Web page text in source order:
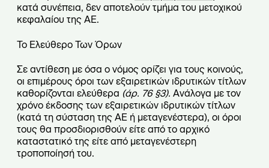
κατά συνέπεια, δεν αποτελούν τμήμα του μετοχικού
κεφαλαίου της ΑΕ.
Το Ελεύθερο Των Όρων
Σε αντίθεση με όσα ο νόμος ορίζει για τους κοινούς,
οι επιμέρους όροι των εξαιρετικών ιδρυτικών τίτλων
καθορίζονται ελεύθερα (άρ. 76 §3). Ανάλογα με τον
χρόνο έκδοσης των εξαιρετικών ιδρυτικών τίτλων
(κατά τη σύσταση της ΑΕ ή μεταγενέστερα), οι όροι
τους θα προσδιορισθούν είτε από το αρχικό
καταστατικό της είτε από μεταγενέστερη
τροποποίησή του.